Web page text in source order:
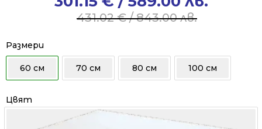
431.02€/ 843.00 лв.
431.02 €
/
843.00 лв..
301.15 €
/
589.00 лв..
Размери
60 см 70 см 80 см 100 см
Цвят